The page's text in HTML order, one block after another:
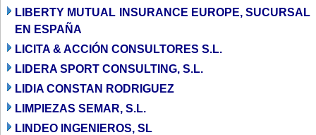
LIBERTY MUTUAL INSURANCE EUROPE, SUCURSAL
EN ESPAÑA
LICITA & ACCIÓN CONSULTORES S.L.
LIDERA SPORT CONSULTING, S.L.
LIDIA CONSTAN RODRIGUEZ
LIMPIEZAS SEMAR, S.L.
LINDEO INGENIEROS, SL